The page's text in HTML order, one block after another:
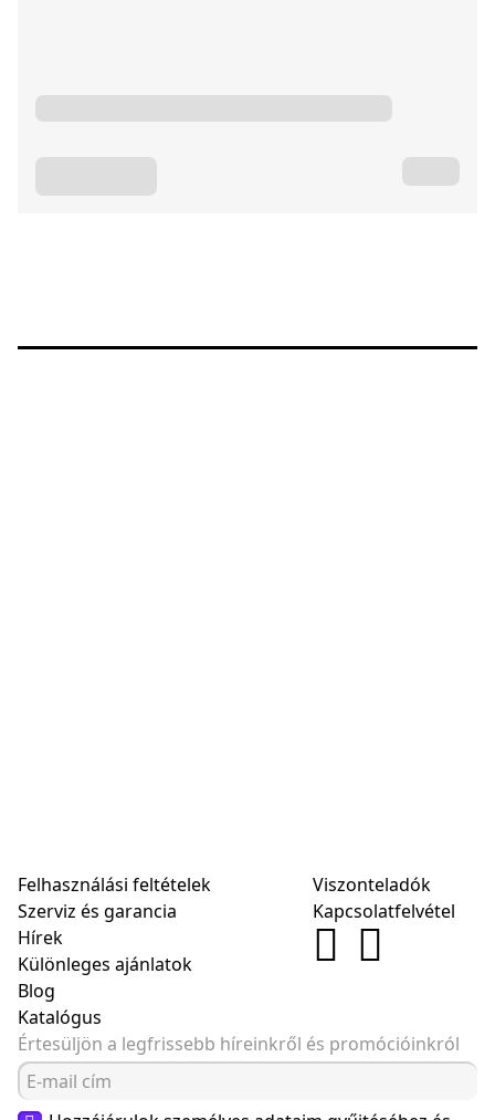
Felhasználási feltételek
Szerviz és garancia
Hírek
Különleges ajánlatok
Blog
Katalógus
Viszonteladók
Kapcsolatfelvétel
Értesüljön a legfrissebb híreinkről és promócióinkról